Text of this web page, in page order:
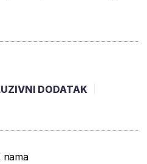
DODATAK
nama